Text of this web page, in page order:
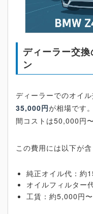
ディーラー交
ン
ディーラーでのオイ
35,000円が相場です
間コストは50,000円
この費用には以下が含
純正オイル代：約
オイルフィルター
工賃：約5,000円